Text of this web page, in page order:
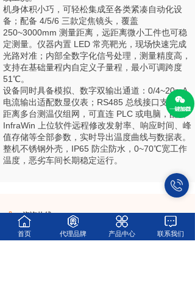
机身体积小巧，可轻松集成至各类紧凑自动化设
备；配备 4/5/6 三款定焦镜头，覆盖
250~3000mm 测量距离，远距离微小工件也可稳
定测量。仪器内置 LED 常亮靶光，现场快速完成
光路对准；内部全数字化信号处理，测量精度高，
支持在基础量程内自定义子量程，最小可调跨度
51℃。
设备同时具备模拟、数字双输出通道：0/4~20mA
电流输出适配数显仪表；RS485 总线接口支持长
距离多台测温仪组网，可直连 PLC 或电脑，配套
InfraWin 上位软件远程修改发射率、响应时间、峰
值存储等全部参数，实时导出温度曲线与数据表。
整机不锈钢外壳，IP65 防尘防水，0~70℃宽工作
温度，恶劣车间长期稳定运行。
咨询热线
18019201696/18917639396(同微信)
电话
首页 代理品牌 产品中心 联系我们